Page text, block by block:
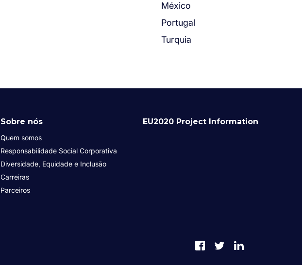
México
Portugal
Turquia
Sobre nós
Quem somos
Responsabilidade Social Corporativa
Diversidade, Equidade e Inclusão
Carreiras
Parceiros
EU2020 Project Information